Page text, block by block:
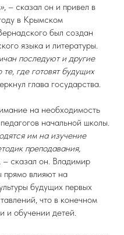
, – сказал он и привел в
в Крымском
был создан
языка и литературы.
последуют и другие
где готовят будущих
глава государства.
на необходимость
начальной школы.
им на изучение
преподавания,
– сказал он. Владимир
прямо влияют на
будущих первых
что в конечном
и обучении детей.